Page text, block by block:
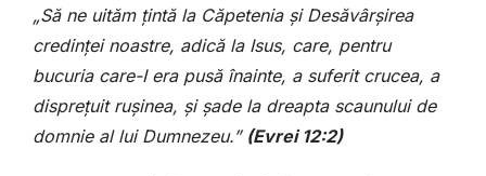
„Să ne uităm țintă la Căpetenia și Desăvârșirea
credinței noastre, adică la Isus, care, pentru
bucuria care-I era pusă înainte, a suferit crucea, a
disprețuit rușinea, și șade la dreapta scaunului de
domnie al lui Dumnezeu.” (Evrei 12:2)